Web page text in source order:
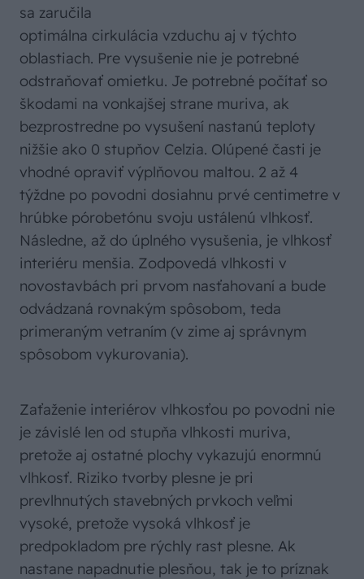
sa zaručila
optimálna cirkulácia vzduchu aj v týchto
oblastiach. Pre vysušenie nie je potrebné
odstraňovať omietku. Je potrebné počítať so
škodami na vonkajšej strane muriva, ak
bezprostredne po vysušení nastanú teploty
nižšie ako 0 stupňov Celzia. Olúpené časti je
vhodné opraviť výplňovou maltou. 2 až 4
týždne po povodni dosiahnu prvé centimetre v
hrúbke pórobetónu svoju ustálenú vlhkosť.
Následne, až do úplného vysušenia, je vlhkosť
interiéru menšia. Zodpovedá vlhkosti v
novostavbách pri prvom nasťahovaní a bude
odvádzaná rovnakým spôsobom, teda
primeraným vetraním (v zime aj správnym
spôsobom vykurovania).
Zaťaženie interiérov vlhkosťou po povodni nie
je závislé len od stupňa vlhkosti muriva,
pretože aj ostatné plochy vykazujú enormnú
vlhkosť. Riziko tvorby plesne je pri
prevlhnutých stavebných prvkoch veľmi
vysoké, pretože vysoká vlhkosť je
predpokladom pre rýchly rast plesne. Ak
nastane napadnutie plesňou, tak je to príznak